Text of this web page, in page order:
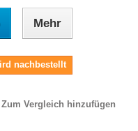
Mehr
nachbestellt
Zum Vergleich hinzufügen